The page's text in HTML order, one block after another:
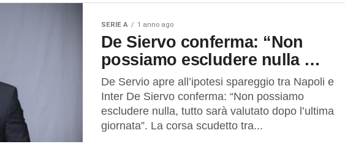
SERIE A 1 anno ago
De Siervo conferma: “Non
possiamo escludere nulla …
De Servio apre all’ipotesi spareggio tra Napoli e
Inter De Siervo conferma: “Non possiamo
escludere nulla, tutto sarà valutato dopo l’ultima
giornata”. La corsa scudetto tra...